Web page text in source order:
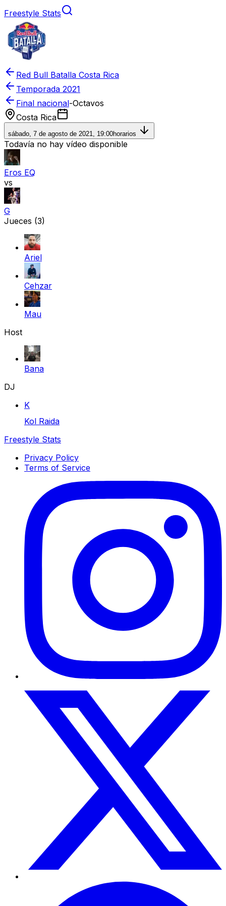
Freestyle Stats
Red Bull Batalla Costa Rica
Temporada 2021
Final nacional-Octavos
Costa Rica
sábado, 7 de agosto de 2021, 19:00horarios
Todavía no hay vídeo disponible
Eros EQ
vs
G
Jueces (3)
Ariel
Cehzar
Mau
Host
Bana
DJ
K
Kol Raida
Freestyle Stats
Privacy Policy
Terms of Service